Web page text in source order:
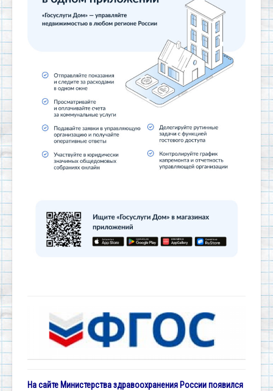
На сайте Министерства здравоохранения России появился